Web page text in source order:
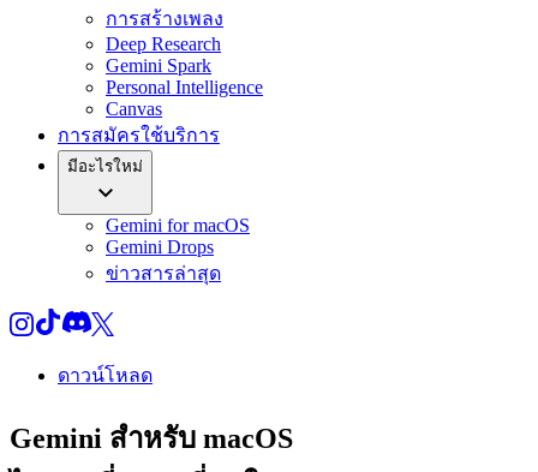
การสร้างเพลง
Deep Research
Gemini Spark
Personal Intelligence
Canvas
การสมัครใช้บริการ
มีอะไรใหม่
Gemini for macOS
Gemini Drops
ข่าวสารล่าสุด
ดาวน์โหลด
Gemini สำหรับ macOS